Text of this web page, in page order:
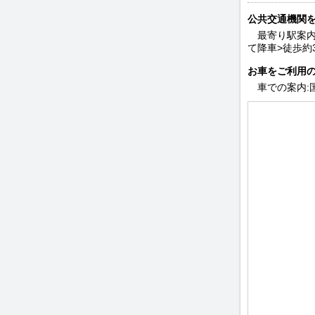
公共交通機関
最寄り駅案
て降車>徒歩約
お車をご利用
車での案内: